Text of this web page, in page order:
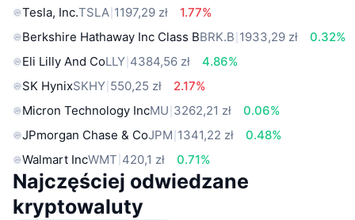
Tesla, Inc.TSLA 1197,29 zł
1.77%
Berkshire Hathaway Inc Class BBRK.B 1933,29 zł
0.32%
Eli Lilly And CoLLY 4384,56 zł
4.86%
SK HynixSKHY 550,25 zł
2.17%
Micron Technology IncMU 3262,21 zł
0.06%
JPmorgan Chase & CoJPM 1341,22 zł
0.48%
Walmart IncWMT 420,1 zł 0.71%
Najczęściej odwiedzane
kryptowaluty